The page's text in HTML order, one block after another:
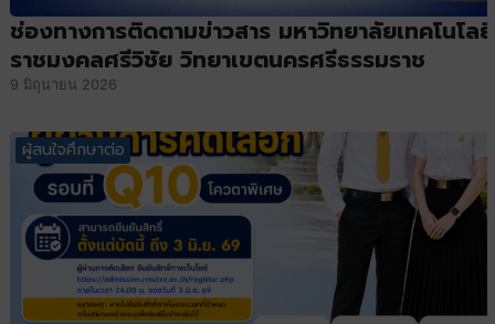
ช่องทางการติดตามข่าวสาร มหาวิทยาลัยเทคโนโลยี
ราชมงคลศรีวิชัย วิทยาเขตนครศรีธรรมราช
9 มิถุนายน 2026
ผู้สนใจศึกษาต่อ